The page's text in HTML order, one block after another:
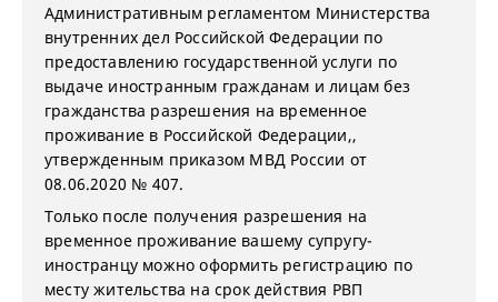
Административным регламентом Министерства
внутренних дел Российской Федерации по
предоставлению государственной услуги по
выдаче иностранным гражданам и лицам без
гражданства разрешения на временное
проживание в Российской Федерации,,
утвержденным приказом МВД России от
08.06.2020 № 407.
Только после получения разрешения на
временное проживание вашему супругу-
иностранцу можно оформить регистрацию по
месту жительства на срок действия РВП